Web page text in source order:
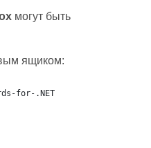
могут быть
ящиком:
for-.NET